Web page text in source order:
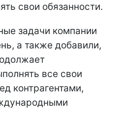
свои обязанности.
задачи компании
а также добавили,
все свои
контрагентами,